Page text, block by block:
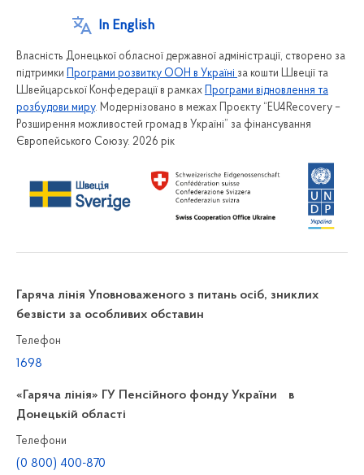
In English
Власність Донецької обласної державної адміністрації, створено за
підтримки
Програми розвитку ООН в Україні за кошти Швеції та
Швейцарської Конфедерації в рамках
Програми відновлення та
розбудови миру. Модернізовано в межах Проєкту “EU4Recovery –
Розширення можливостей громад в Україні” за фінансування
Європейського Союзу. 2026 рік
Гаряча лінія Уповноваженого з питань осіб, зниклих
безвісти за особливих обставин
Телефон
1698
«Гаряча лінія» ГУ Пенсійного фонду України в
Донецькій області
Телефони
(0 800) 400-870